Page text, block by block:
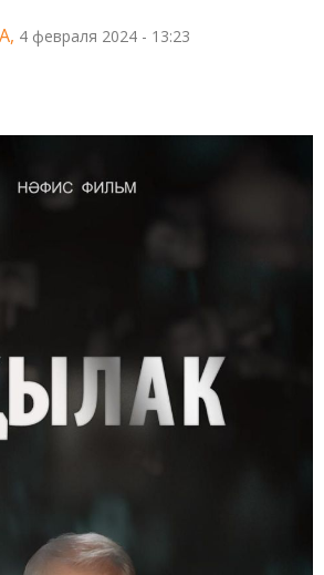
4 февраля 2024 - 13:23